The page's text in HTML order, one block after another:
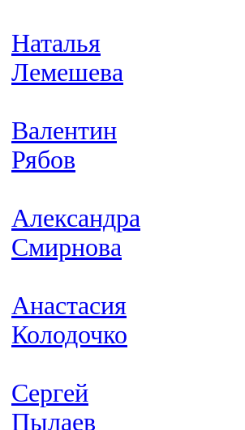
Наталья
Лемешева
Валентин
Рябов
Александра
Смирнова
Анастасия
Колодочко
Сергей
Пылаев